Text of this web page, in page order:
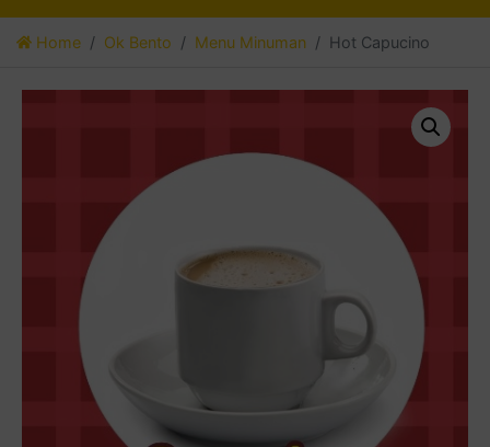
Home Ok Bento Menu Minuman Hot Capucino